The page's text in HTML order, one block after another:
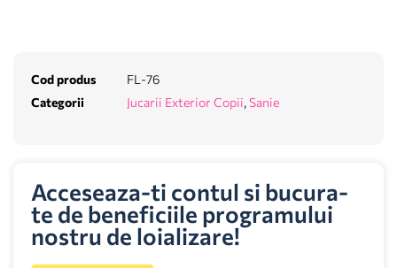
Cod produs
FL-76
Categorii
Jucarii Exterior Copii, Sanie
Acceseaza-ti contul si bucura-
te de beneficiile programului
nostru de loializare!